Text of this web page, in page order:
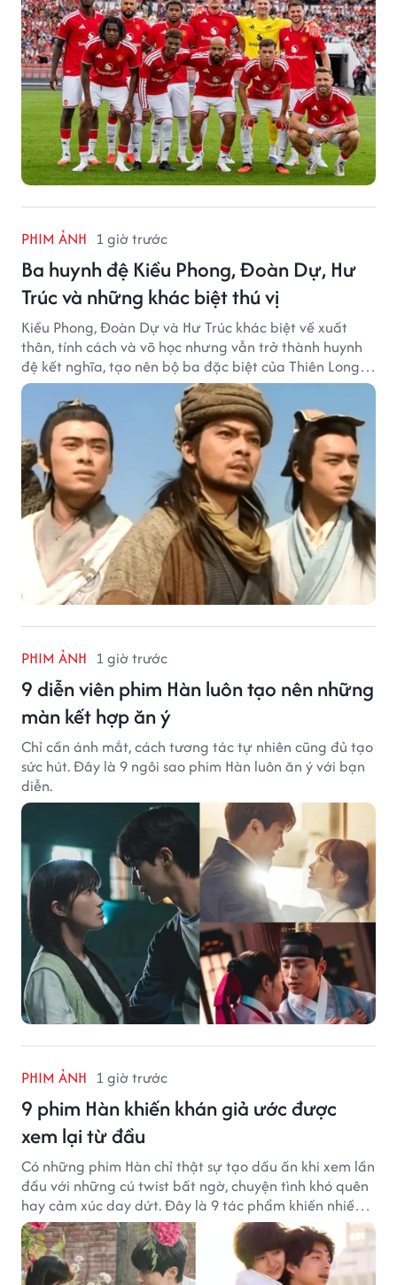
PHIM ẢNH 1 giờ trước
Ba huynh đệ Kiều Phong, Đoàn Dự, Hư
Trúc và những khác biệt thú vị
Kiều Phong, Đoàn Dự và Hư Trúc khác biệt về xuất
thân, tính cách và võ học nhưng vẫn trở thành huynh
đệ kết nghĩa, tạo nên bộ ba đặc biệt của Thiên Long
Bát Bộ.
PHIM ẢNH 1 giờ trước
9 diễn viên phim Hàn luôn tạo nên những
màn kết hợp ăn ý
Chỉ cần ánh mắt, cách tương tác tự nhiên cũng đủ tạo
sức hút. Đây là 9 ngôi sao phim Hàn luôn ăn ý với bạn
diễn.
PHIM ẢNH 1 giờ trước
9 phim Hàn khiến khán giả ước được
xem lại từ đầu
Có những phim Hàn chỉ thật sự tạo dấu ấn khi xem lần
đầu với những cú twist bất ngờ, chuyện tình khó quên
hay cảm xúc day dứt. Đây là 9 tác phẩm khiến nhiều
khán giả ước có thể trải nghiệm lại từ đầu.